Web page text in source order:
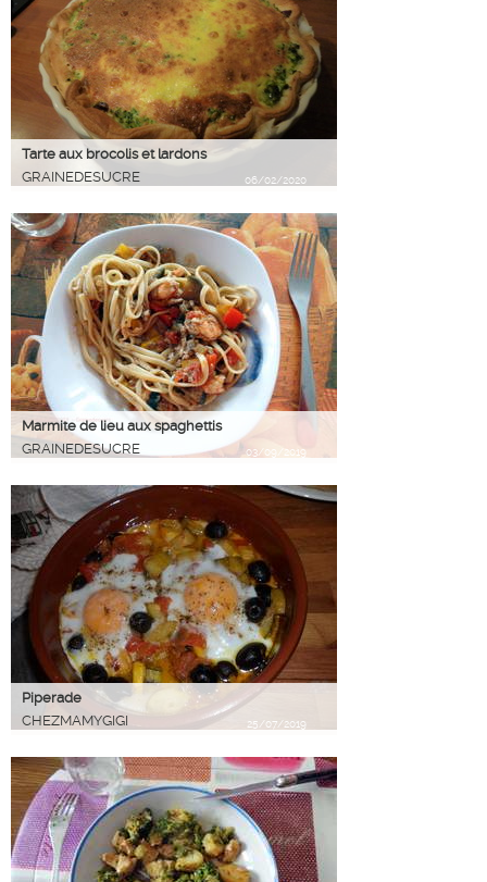
Tarte aux brocolis et lardons
GRAINEDESUCRE
06/02/2020
Marmite de lieu aux spaghettis
GRAINEDESUCRE
03/09/2019
Piperade
CHEZMAMYGIGI
25/07/2019